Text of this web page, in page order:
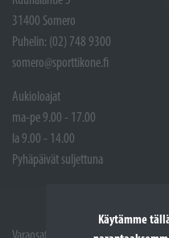
Käytämme
31400 Somero
Puhelin: (02) 748 9300
somero@sporttikone.fi
Aukioloajat
ma-pe 9.00 - 17.00
la 9.00 - 14.00
Pyhäpäivät suljettuna
Varaosat ja Huoltotöiden